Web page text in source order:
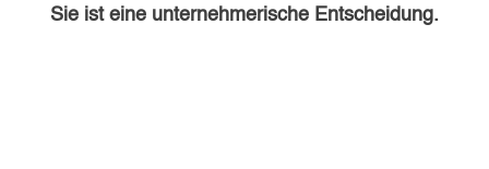
Sie ist eine unternehmerische Entscheidung.